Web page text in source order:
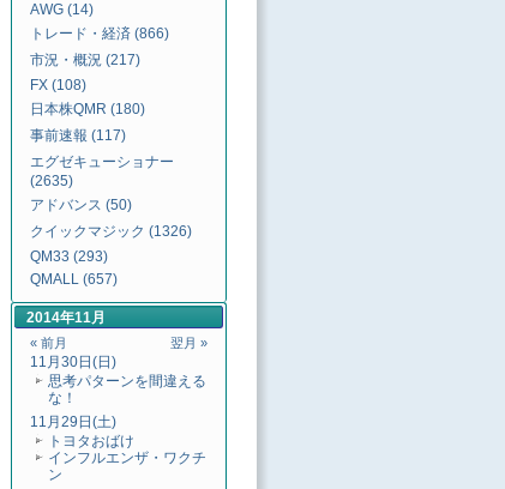
AWG (14)
トレード・経済 (866)
市況・概況 (217)
FX (108)
日本株QMR (180)
事前速報 (117)
エグゼキューショナー
(2635)
アドバンス (50)
クイックマジック (1326)
QM33 (293)
QMALL (657)
2014年11月
« 前月 翌月 »
11月30日(日)
思考パターンを間違える
な！
11月29日(土)
トヨタおばけ
インフルエンザ・ワクチ
ン